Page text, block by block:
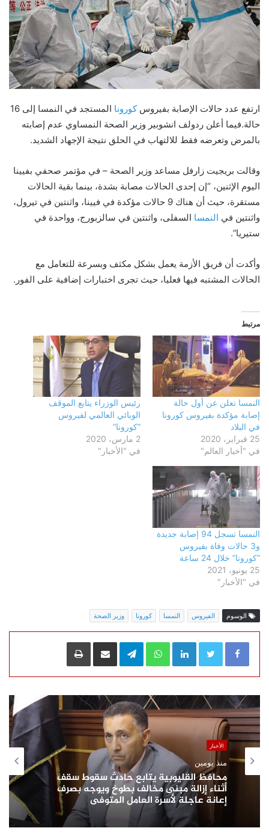
ارتفع عدد حالات الإصابة بفيروسكورونا
المستجد في النمسا إلى 16
حالة.فيما أعلن ردولف انشوبير وزير الصحة النمساوي عدم إصابته
بالمرض وتعرضه فقط للالتهاب في الحلق نتيجة الإجهاد الشديد.
وقالت بريجيت زارفل مساعد وزير الصحة – في مؤتمر صحفي بفيينا
اليوم الإثنين، “إن إحدى الحالات مصابة بشدة، بينما بقية الحالات
مستقرة، حيث أن هناك 9 حالات مؤكدة في فيينا، واثنتين في تيرول،
واثنتين في النمسا السفلى، واثنتين في سالزبورج، وواحدة في
ستيريا”.
وأكدت أن فريق الأزمة يعمل بشكل مكثف وبسرعة للتعامل مع
الحالات المشتبه فيها فعليا، حيث تجرى اختبارات إضافية على الفور.
مرتبط
النمسا تعلن عن أول حالة
إصابة مؤكدة بفيروس كورونا
في البلاد
25 فبراير، 2020
في "أخبار العالم"
رئيس الوزراء يتابع الموقف
الوبائي العالمي لفيروس
“كورونا”
2 مارس، 2020
في "الأخبار"
النمسا تسجل 94 إصابة جديدة
و3 حالات وفاة بفيروس
“كورونا” خلال 24 ساعة
25 يونيو، 2021
في "الأخبار"
الوسوم الفيروس النمسا كورونا وزير الصحة
LinkedIn
WhatsApp
Telegramمشاركة عبر البريد طباعة
الأخبار
منذ يومين
محافظ القليوبية يتابع حادث سقوط سقف
أثناء إزالة مبنى مخالف بطوخ ويوجه بصرف
إعانة عاجلة لأسرة العامل المتوفى